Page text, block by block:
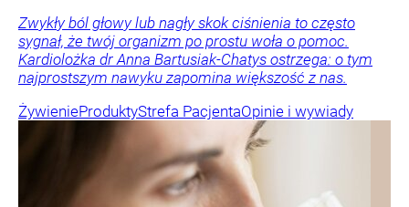
Zwykły ból głowy lub nagły skok ciśnienia to często
sygnał, że twój organizm po prostu woła o pomoc.
Kardiolożka dr Anna Bartusiak-Chatys ostrzega: o tym
najprostszym nawyku zapomina większość z nas.
ŻywienieProduktyStrefa PacjentaOpinie i wywiady